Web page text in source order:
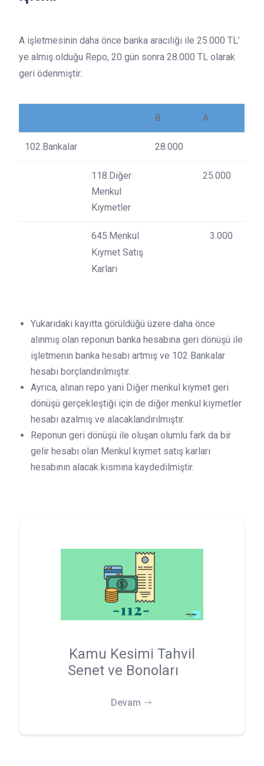
A işletmesinin daha önce banka aracılığı ile 25.000 TL’
ye almış olduğu Repo, 20 gün sonra 28.000 TL olarak
geri ödenmiştir.
B A
102.Bankalar 28.000
118.Diğer
Menkul
Kıymetler
25.000
645.Menkul
Kıymet Satış
Karları
3.000
Yukarıdaki kayıtta görüldüğü üzere daha önce
alınmış olan reponun banka hesabına geri dönüşü ile
işletmenin banka hesabı artmış ve 102 Bankalar
hesabı borçlandırılmıştır.
Ayrıca, alınan repo yani Diğer menkul kıymet geri
dönüşü gerçekleştiği için de diğer menkul kıymetler
hesabı azalmış ve alacaklandırılmıştır.
Reponun geri dönüşü ile oluşan olumlu fark da bir
gelir hesabı olan Menkul kıymet satış karları
hesabının alacak kısmına kaydedilmiştir.
Kamu Kesimi Tahvil
Senet ve Bonoları
Devam